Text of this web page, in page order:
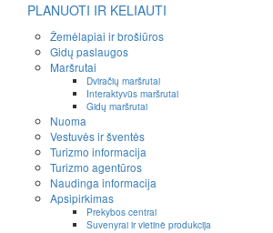
PLANUOTI IR KELIAUTI
Žemėlapiai ir brošiūros
Gidų paslaugos
Maršrutai
Dviračių maršrutai
Interaktyvūs maršrutai
Gidų maršrutai
Nuoma
Vestuvės ir šventės
Turizmo informacija
Turizmo agentūros
Naudinga informacija
Apsipirkimas
Prekybos centrai
Suvenyrai ir vietinė produkcija